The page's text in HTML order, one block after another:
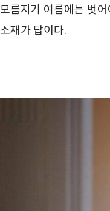
모름지기 여름에는 벗
소재가 답이다.